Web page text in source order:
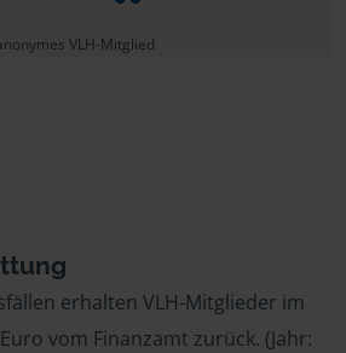
VLH-Mitglied
erhalten VLH-Mitglieder im
vom Finanzamt zurück. (Jahr: